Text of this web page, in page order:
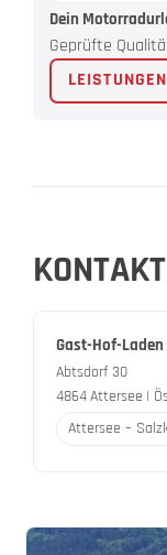
Dein
Geprüfte
KONTAKT
Gast-Hof-
Abtsdorf 30
4864Attersee |
Attersee –